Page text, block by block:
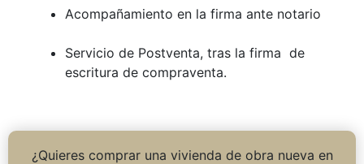
Acompañamiento en la firma ante notario
Servicio de Postventa, tras la firma de
escritura de compraventa.
¿Quieres comprar una vivienda de obra nueva en